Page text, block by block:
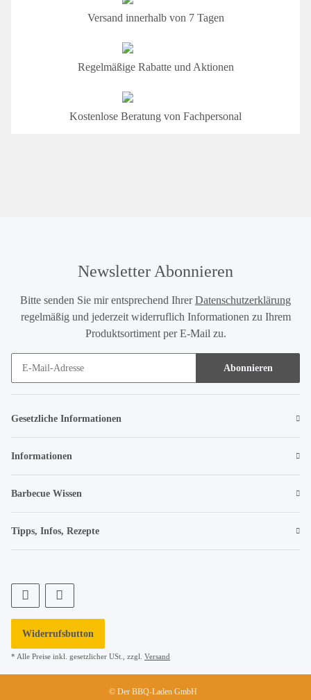
Versand innerhalb von 7 Tagen
Regelmäßige Rabatte und Aktionen
Kostenlose Beratung von Fachpersonal
Newsletter Abonnieren
Bitte senden Sie mir entsprechend IhrerDatenschutzerklärung
regelmäßig und jederzeit widerruflich Informationen zu Ihrem
Produktsortiment per E-Mail zu.
Abonnieren
Gesetzliche Informationen
Informationen
Barbecue Wissen
Tipps, Infos, Rezepte
Widerrufsbutton
* Alle Preise inkl. gesetzlicher USt., zzgl. Versand
© Der BBQ-Laden GmbH